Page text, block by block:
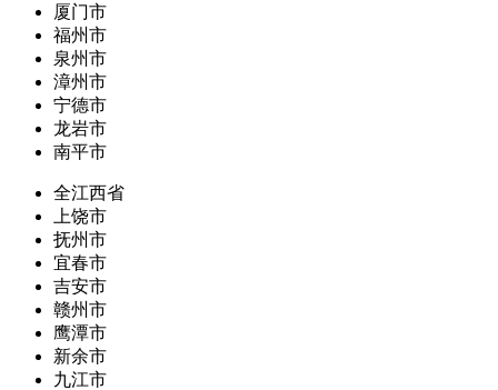
厦门市
福州市
泉州市
漳州市
宁德市
龙岩市
南平市
全江西省
上饶市
抚州市
宜春市
吉安市
赣州市
鹰潭市
新余市
九江市